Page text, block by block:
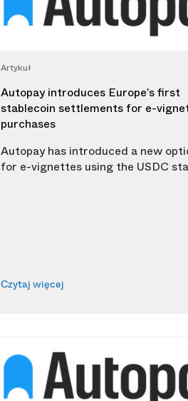
Artykuł
Autopay introduces Europe’s first
stablecoin settlements for e-
purchases
Autopay has introduced a new
for e-vignettes using the USDC
Czytaj więcej